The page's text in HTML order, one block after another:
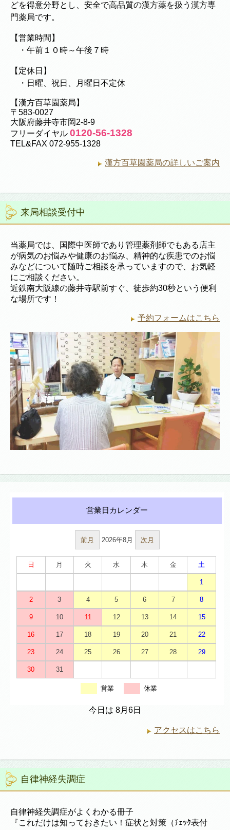
どを得意分野とし、安全で高品質の漢方薬を扱う漢方専
門薬局です。
【営業時間】
・午前１０時～午後７時
【定休日】
・日曜、祝日、月曜日不定休
【漢方百草園薬局】
〒583-0027
大阪府藤井寺市岡2-8-9
フリーダイヤル 0120-56-1328
TEL&FAX 072-955-1328
漢方百草園薬局の詳しいご案内
来局相談受付中
当薬局では、国際中医師であり管理薬剤師でもある店主
が病気のお悩みや健康のお悩み、精神的な疾患でのお悩
みなどについて随時ご相談を承っていますので、お気軽
にご相談ください。
近鉄南大阪線の藤井寺駅前すぐ、徒歩約30秒という便利
な場所です！
予約フォームはこちら
前月 2026年8月 次月
日 月 火 水 木 金 土
1
2 3 4 5 6 7 8
9 10 11 12 13 14 15
16 17 18 19 20 21 22
23 24 25 26 27 28 29
30 31
営業 休業
今日は 8月6日
アクセスはこちら
自律神経失調症
自律神経失調症がよくわかる冊子
『これだけは知っておきたい！症状と対策（ﾁｪｯｸ表付